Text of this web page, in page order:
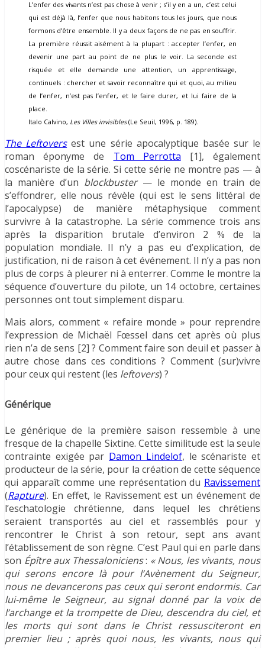
L’enfer des vivants n’est pas chose à venir ; s’il y en a un, c’est celui
qui est déjà là, l’enfer que nous habitons tous les jours, que nous
formons d’être ensemble. Il y a deux façons de ne pas en souffrir.
La première réussit aisément à la plupart : accepter l’enfer, en
devenir une part au point de ne plus le voir. La seconde est
risquée et elle demande une attention, un apprentissage,
continuels : chercher et savoir reconnaître qui et quoi, au milieu
de l’enfer, n’est pas l’enfer, et le faire durer, et lui faire de la
place.
Italo Calvino, Les Villes invisibles(Le Seuil, 1996, p. 189).
The Leftoversest une série apocalyptique basée sur le
roman éponyme de Tom Perrotta [1], également
coscénariste de la série. Si cette série ne montre pas — à
la manière d’un blockbuster— le monde en train de
s’effondrer, elle nous révèle (qui est le sens littéral de
l’apocalypse) de manière métaphysique comment
survivre à la catastrophe. La série commence trois ans
après la disparition brutale d’environ 2 % de la
population mondiale. Il n’y a pas eu d’explication, de
justification, ni de raison à cet événement. Il n’y a pas non
plus de corps à pleurer ni à enterrer. Comme le montre la
séquence d’ouverture du pilote, un 14 octobre, certaines
personnes ont tout simplement disparu.
Mais alors, comment « refaire monde » pour reprendre
l’expression de Michaël Fœssel dans cet après où plus
rien n’a de sens [2] ? Comment faire son deuil et passer à
autre chose dans ces conditions ? Comment (sur)vivre
pour ceux qui restent (les leftovers) ?
Générique
Le générique de la première saison ressemble à une
fresque de la chapelle Sixtine. Cette similitude est la seule
contrainte exigée par Damon Lindelof, le scénariste et
producteur de la série, pour la création de cette séquence
qui apparaît comme une représentation du Ravissement
(Rapture). En effet, le Ravissement est un événement de
l’eschatologie chrétienne, dans lequel les chrétiens
seraient transportés au ciel et rassemblés pour y
rencontrer le Christ à son retour, sept ans avant
l’établissement de son règne. C’est Paul qui en parle dans
son Épître aux Thessaloniciens: « Nous, les vivants, nous
qui serons encore là pour l’Avènement du Seigneur,
nous ne devancerons pas ceux qui seront endormis. Car
lui-même le Seigneur, au signal donné par la voix de
l’archange et la trompette de Dieu, descendra du ciel, et
les morts qui sont dans le Christ ressusciteront en
premier lieu ; après quoi nous, les vivants, nous qui